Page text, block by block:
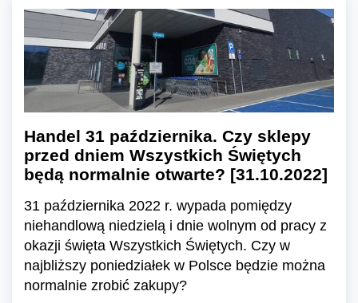
Handel 31 października. Czy sklepy
przed dniem Wszystkich Świętych
będą normalnie otwarte? [31.10.2022]
31 października 2022 r. wypada pomiędzy
niehandlową niedzielą i dnie wolnym od pracy z
okazji święta Wszystkich Świętych. Czy w
najbliższy poniedziałek w Polsce będzie można
normalnie zrobić zakupy?